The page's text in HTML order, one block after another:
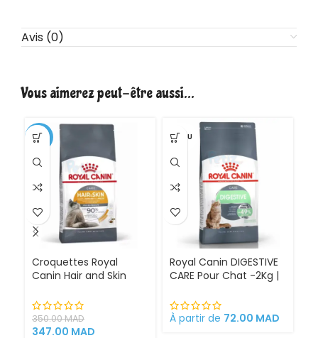
Avis (0)
Vous aimerez peut-être aussi…
-1%
Croquettes Royal
Canin Hair and Skin
350.00MAD
347.00 MAD
VENDU
Royal Canin DIGESTIVE
CARE Pour Chat -2Kg |
À partir de 72.00 MAD